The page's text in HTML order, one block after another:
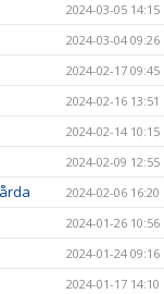
2024-03-05 14:15
2024-03-04 09:26
2024-02-17 09:45
2024-02-16 13:51
2024-02-14 10:15
2024-02-09 12:55
2024-02-06 16:20
2024-01-26 10:56
2024-01-24 09:16
2024-01-17 14:10